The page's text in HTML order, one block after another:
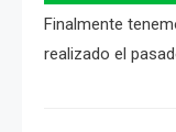
Finalmente
realizado el